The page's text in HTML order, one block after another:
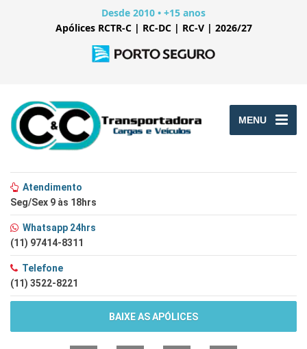
Desde 2010 • +15 anos
Apólices RCTR-C | RC-DC | RC-V | 2026/27
MENU
Atendimento
Seg/Sex 9 às 18hrs
Whatsapp 24hrs
(11) 97414-8311
Telefone
(11) 3522-8221
BAIXE AS APÓLICES